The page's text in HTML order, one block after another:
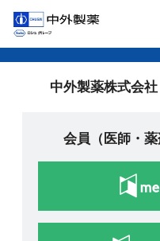
中外製薬株式会
会員（医師・